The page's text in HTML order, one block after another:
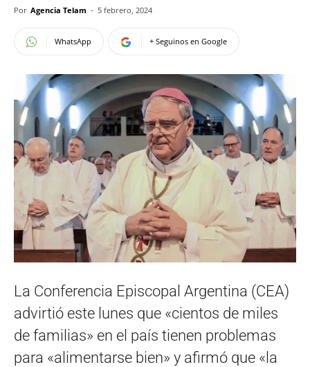
Por Agencia Telam - 5 febrero, 2024
WhatsApp + Seguinos en Google
La Conferencia Episcopal Argentina (CEA)
advirtió este lunes que «cientos de miles
de familias» en el país tienen problemas
para «alimentarse bien» y afirmó que «la